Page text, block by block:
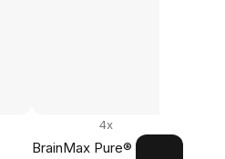
BrainMax Pure® Kombucha
4x